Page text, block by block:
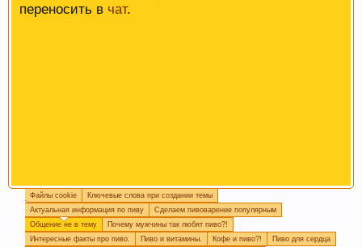
переносить в чат.
При приеме пива у мужчин выделяется гормон
дофамин, отвечающий за чувство
удовлетворения. При этом удовольствие
Файлы cookie
Ключевые слова при создании темы
Актуальная информация по пиву
Сделаем пивоварение популярным
Общение не в тему
Почему мужчины так любят пиво?!
Интересные факты про пиво.
Пиво и витамины. Кофе и пиво?!
Пиво для сердца